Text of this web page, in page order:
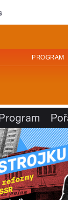
PROGRAM